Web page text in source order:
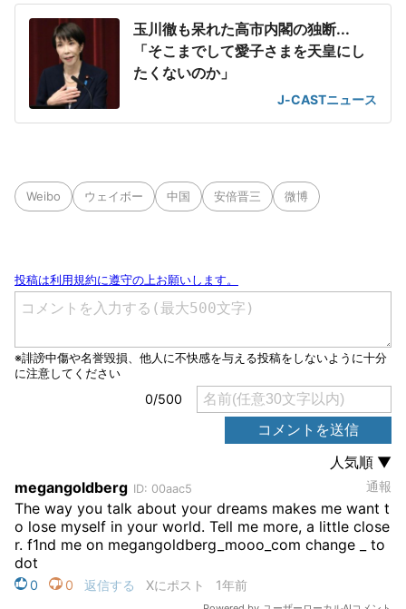
玉川徹も呆れた高市内閣の独断...
「そこまでして愛子さまを天皇にし
たくないのか」
J-CASTニュース
Weibo ウェイボー 中国 安倍晋三 微博